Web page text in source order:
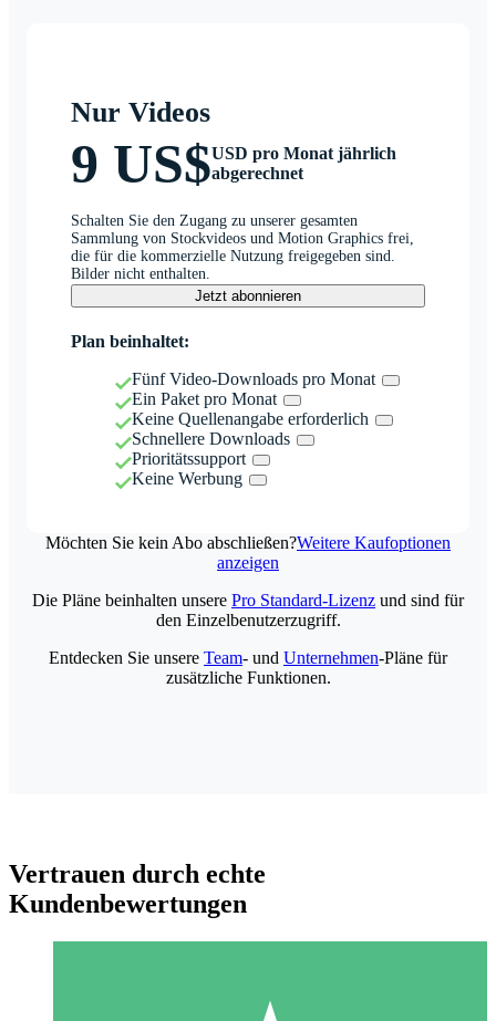
Nur Videos
9 US$USD pro Monat jährlich
abgerechnet
Schalten Sie den Zugang zu unserer gesamten
Sammlung von Stockvideos und Motion Graphics frei,
die für die kommerzielle Nutzung freigegeben sind.
Bilder nicht enthalten.
Jetzt abonnieren
Plan beinhaltet:
Fünf Video-Downloads pro Monat
Ein Paket pro Monat
Keine Quellenangabe erforderlich
Schnellere Downloads
Prioritätssupport
Keine Werbung
Möchten Sie kein Abo abschließen?Weitere Kaufoptionen
anzeigen
Die Pläne beinhalten unsere Pro Standard-Lizenz und sind für
den Einzelbenutzerzugriff.
Entdecken Sie unsere Team- und Unternehmen-Pläne für
zusätzliche Funktionen.
Vertrauen durch echte
Kundenbewertungen